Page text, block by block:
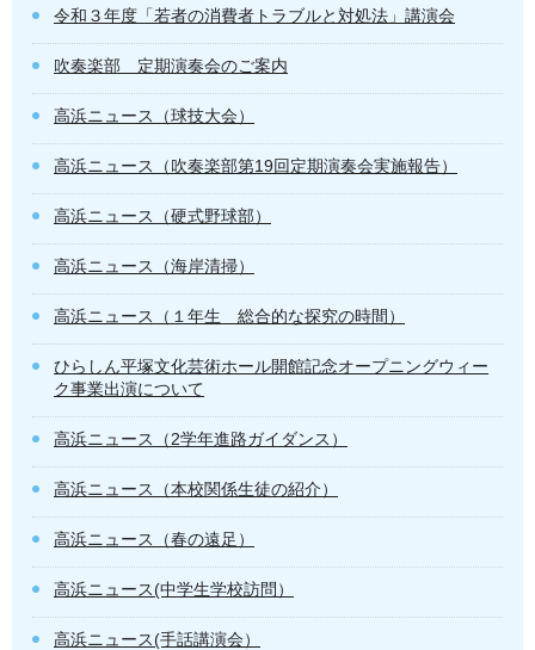
令和３年度「若者の消費者トラブルと対処法」講演会
吹奏楽部 定期演奏会のご案内
高浜ニュース（球技大会）
高浜ニュース（吹奏楽部第19回定期演奏会実施報告）
高浜ニュース（硬式野球部）
高浜ニュース（海岸清掃）
高浜ニュース（１年生 総合的な探究の時間）
ひらしん平塚文化芸術ホール開館記念オープニングウィー
ク事業出演について
高浜ニュース（2学年進路ガイダンス）
高浜ニュース（本校関係生徒の紹介）
高浜ニュース（春の遠足）
高浜ニュース(中学生学校訪問）
高浜ニュース(手話講演会）